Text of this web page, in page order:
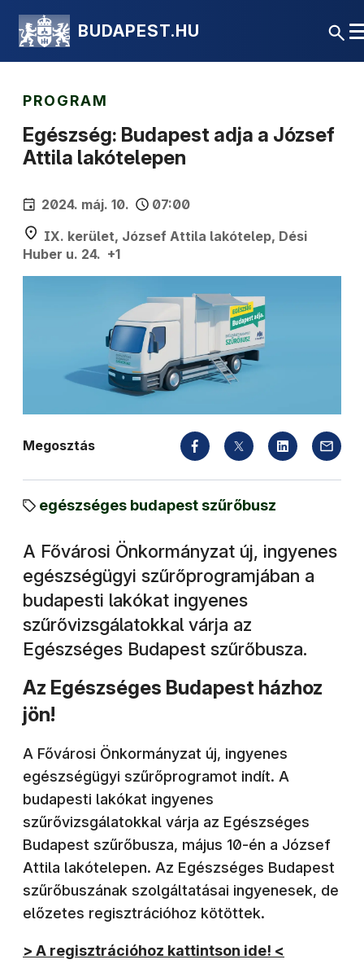
BUDAPEST.HU
PROGRAM
Egészség: Budapest adja a József
Attila lakótelepen
2024. máj. 10.
07:00
IX. kerület, József Attila lakótelep, Dési
Huber u. 24. +1
egészséges budapest szűrőbusz
Megosztás
A Fővárosi Önkormányzat új, ingyenes
egészségügyi szűrőprogramjában a
budapesti lakókat ingyenes
szűrővizsgálatokkal várja az
Egészséges Budapest szűrőbusza.
Az Egészséges Budapest házhoz
jön!
A Fővárosi Önkormányzat új, ingyenes
egészségügyi szűrőprogramot indít. A
budapesti lakókat ingyenes
szűrővizsgálatokkal várja az Egészséges
Budapest szűrőbusza, május 10-én a József
Attila lakótelepen. Az Egészséges Budapest
szűrőbuszának szolgáltatásai ingyenesek, de
előzetes regisztrációhoz kötöttek.
> A regisztrációhoz kattintson ide! <